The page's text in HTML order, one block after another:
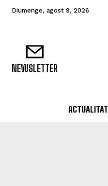
Diumenge, agost 9, 2026
NEWSLETTER
ACTUALITAT